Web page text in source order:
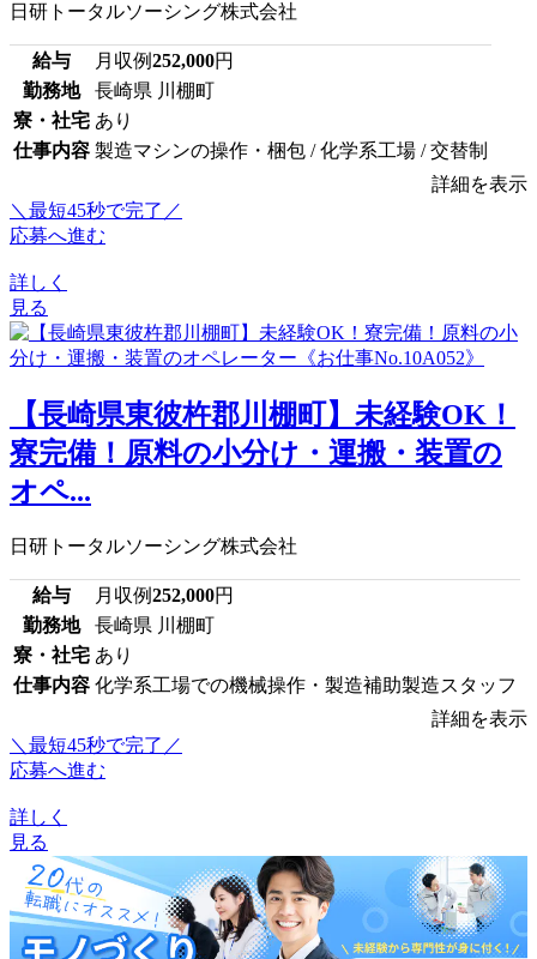
日研トータルソーシング株式会社
給与 月収例252,000円
勤務地
長崎県 川棚町
寮・社宅 あり
仕事内容 製造マシンの操作・梱包 / 化学系工場 / 交替制
詳細を表示
＼最短45秒で完了／
応募へ進む
詳しく
見る
【長崎県東彼杵郡川棚町】未経験OK！
寮完備！原料の小分け・運搬・装置の
オペ...
日研トータルソーシング株式会社
給与 月収例252,000円
勤務地
長崎県 川棚町
寮・社宅 あり
仕事内容 化学系工場での機械操作・製造補助製造スタッフ
詳細を表示
＼最短45秒で完了／
応募へ進む
詳しく
見る